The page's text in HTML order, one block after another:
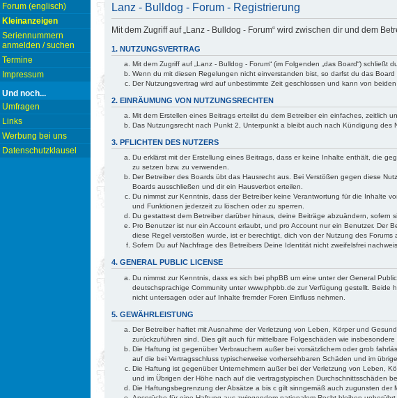
Forum (englisch)
Kleinanzeigen
Seriennummern
anmelden / suchen
Termine
Impressum
Und noch...
Umfragen
Links
Werbung bei uns
Datenschutzklausel
Lanz - Bulldog - Forum - Registrierung
Mit dem Zugriff auf „Lanz - Bulldog - Forum“ wird zwischen dir und dem
1. NUTZUNGSVERTRAG
Mit dem Zugriff auf „Lanz - Bulldog - Forum“ (im Folgenden „das Board“)
Wenn du mit diesen Regelungen nicht einverstanden bist, so darfst du das
Der Nutzungsvertrag wird auf unbestimmte Zeit geschlossen und kann von
2. EINRÄUMUNG VON NUTZUNGSRECHTEN
Mit dem Erstellen eines Beitrags erteilst du dem Betreiber ein einfaches, zeitlich
Das Nutzungsrecht nach Punkt 2, Unterpunkt a bleibt auch nach Kündigung des
3. PFLICHTEN DES NUTZERS
Du erklärst mit der Erstellung eines Beitrags, dass er keine Inhalte enthält, die
zu setzen bzw. zu verwenden.
Der Betreiber des Boards übt das Hausrecht aus. Bei Verstößen gegen diese
Boards ausschließen und dir ein Hausverbot erteilen.
Du nimmst zur Kenntnis, dass der Betreiber keine Verantwortung für die Inhalte
und Funktionen jederzeit zu löschen oder zu sperren.
Du gestattest dem Betreiber darüber hinaus, deine Beiträge abzuändern,
Pro Benutzer ist nur ein Account erlaubt, und pro Account nur ein Benutzer. Der
diese Regel verstoßen wurde, ist er berechtigt, dich von der Nutzung des Forums
Sofern Du auf Nachfrage des Betreibers Deine Identität nicht zweifelsfrei
4. GENERAL PUBLIC LICENSE
Du nimmst zur Kenntnis, dass es sich bei phpBB um eine unter der General
deutschsprachige Community unter www.phpbb.de zur Verfügung gestellt.
nicht untersagen oder auf Inhalte fremder Foren Einfluss nehmen.
5. GEWÄHRLEISTUNG
Der Betreiber haftet mit Ausnahme der Verletzung von Leben, Körper und
zurückzuführen sind. Dies gilt auch für mittelbare Folgeschäden wie insbesondere
Die Haftung ist gegenüber Verbrauchern außer bei vorsätzlichem oder grob
auf die bei Vertragsschluss typischerweise vorhersehbaren Schäden und im
Die Haftung ist gegenüber Unternehmern außer bei der Verletzung von Leben,
und im Übrigen der Höhe nach auf die vertragstypischen Durchschnittsschäden
Die Haftungsbegrenzung der Absätze a bis c gilt sinngemäß auch zugunsten der